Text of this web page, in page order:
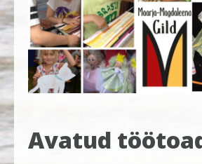
Avatud